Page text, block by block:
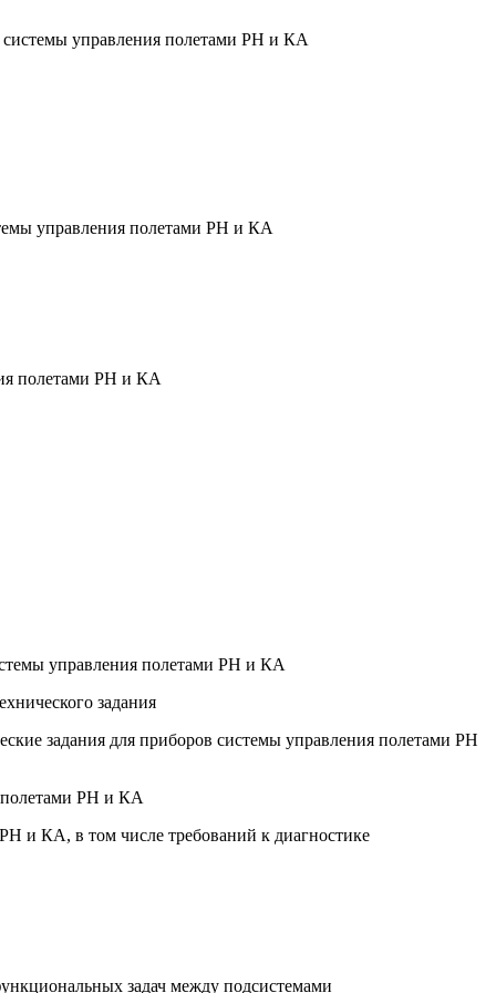
системы управления полетами РН и КА
управления полетами РН и КА
полетами РН и КА
управления полетами РН и КА
задания
задания для приборов системы управления полетами РН
полетами РН и КА
и КА, в том числе требований к диагностике
задач между подсистемами